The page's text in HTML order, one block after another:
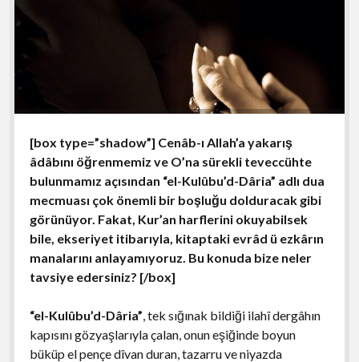
[box type=”shadow”] Cenâb-ı Allah’a yakarış
âdâbını öğrenmemiz ve O’na sürekli teveccühte
bulunmamız açısından “el-Kulûbu’d-Dâria” adlı dua
mecmuası çok önemli bir boşluğu dolduracak gibi
görünüyor. Fakat, Kur’an harflerini okuyabilsek
bile, ekseriyet itibarıyla, kitaptaki evrâd ü ezkârın
manalarını anlayamıyoruz. Bu konuda bize neler
tavsiye edersiniz? [/box]
“el-Kulûbu’d-Dâria” , tek sığınak bildiği ilahî dergâhın
kapısını gözyaşlarıyla çalan, onun eşiğinde boyun
büküp el pençe dîvan duran, tazarru ve niyazda